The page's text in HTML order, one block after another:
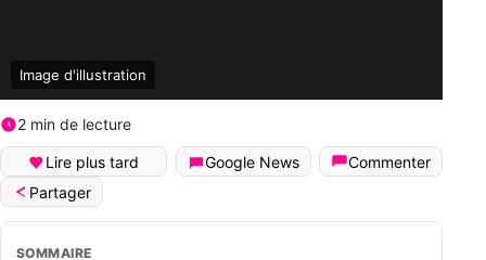
Image d'illustration
2 min de lecture
Lire plus tard Google News
Commenter
Partager
SOMMAIRE